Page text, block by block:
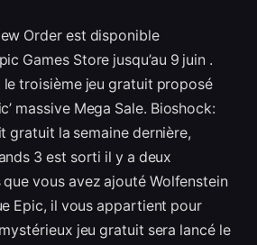
Order est disponible
Games Store jusqu’au 9 juin .
le troisième jeu gratuit proposé
massive Mega Sale. Bioshock:
gratuit la semaine dernière,
3 est sorti il ​​​​y a deux
que vous avez ajouté Wolfenstein
Epic, il vous appartient pour
jeu gratuit sera lancé le